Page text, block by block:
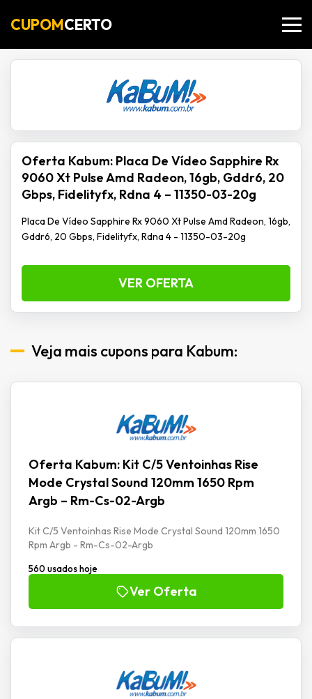
CUPOMCERTO
Oferta Kabum: Placa De Vídeo Sapphire Rx
9060 Xt Pulse Amd Radeon, 16gb, Gddr6, 20
Gbps, Fidelityfx, Rdna 4 – 11350-03-20g
Placa De Vídeo Sapphire Rx 9060 Xt Pulse Amd Radeon, 16gb,
Gddr6, 20 Gbps, Fidelityfx, Rdna 4 - 11350-03-20g
VER OFERTA
Veja mais cupons para Kabum:
Oferta Kabum: Kit C/5 Ventoinhas Rise
Mode Crystal Sound 120mm 1650 Rpm
Argb – Rm-Cs-02-Argb
Kit C/5 Ventoinhas Rise Mode Crystal Sound 120mm 1650
Rpm Argb - Rm-Cs-02-Argb
560 usados hoje
Ver Oferta